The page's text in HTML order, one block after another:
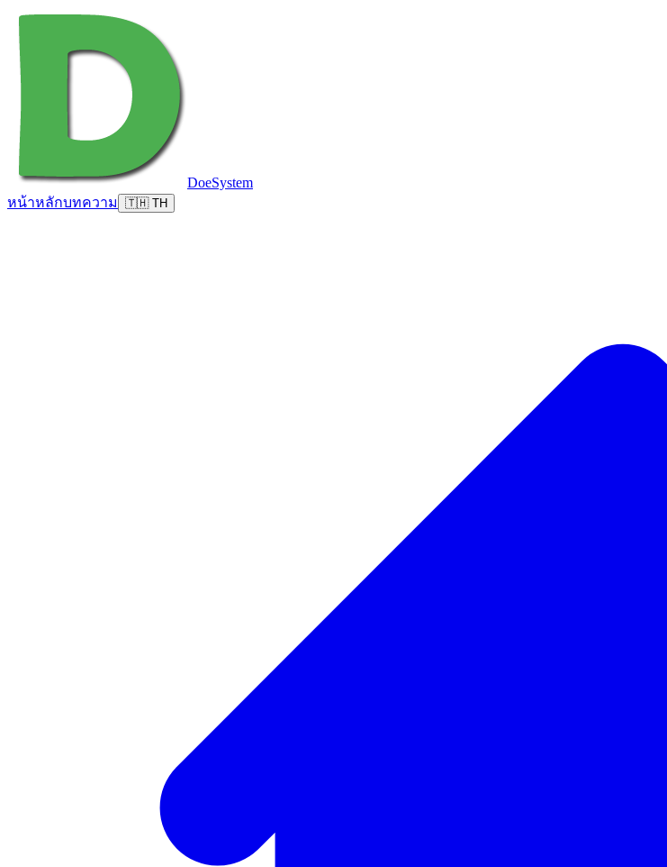
DoeSystem
หน้าหลักบทความ 🇹🇭 TH